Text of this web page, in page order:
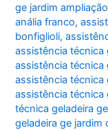
ge jardim ampliação
anália franco,
bonfiglioli,
assistência técnica
assistência técnica
assistência técnica
assistência técnica
técnica geladeira
geladeira ge jardim